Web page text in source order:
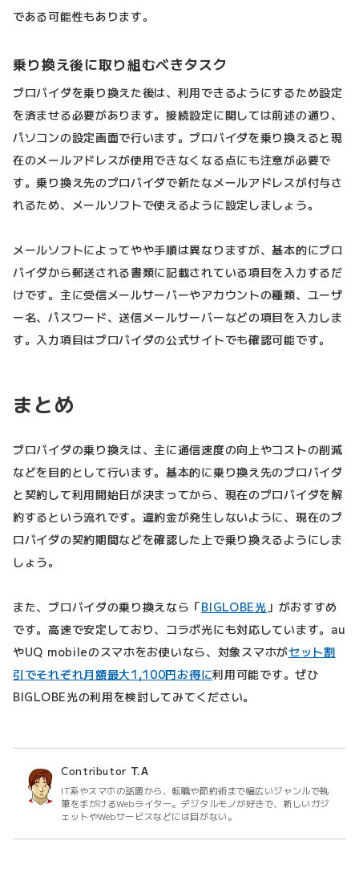
である可能性もあります。
乗り換え後に取り組むべきタスク
プロバイダを乗り換えた後は、利用できるようにするため設定
を済ませる必要があります。接続設定に関しては前述の通り、
パソコンの設定画面で行います。プロバイダを乗り換えると現
在のメールアドレスが使用できなくなる点にも注意が必要で
す。乗り換え先のプロバイダで新たなメールアドレスが付与さ
れるため、メールソフトで使えるように設定しましょう。
メールソフトによってやや手順は異なりますが、基本的にプロ
バイダから郵送される書類に記載されている項目を入力するだ
けです。主に受信メールサーバーやアカウントの種類、ユーザ
ー名、パスワード、送信メールサーバーなどの項目を入力しま
す。入力項目はプロバイダの公式サイトでも確認可能です。
まとめ
プロバイダの乗り換えは、主に通信速度の向上やコストの削減
などを目的として行います。基本的に乗り換え先のプロバイダ
と契約して利用開始日が決まってから、現在のプロバイダを解
約するという流れです。違約金が発生しないように、現在のプ
ロバイダの契約期間などを確認した上で乗り換えるようにしま
しょう。
また、プロバイダの乗り換えなら「BIGLOBE光 」がおすすめ
です。高速で安定しており、コラボ光にも対応しています。au
やUQ mobileのスマホをお使いなら、対象スマホがセット割
引でそれぞれ月額最大1,100円お得に利用可能です。ぜひ
BIGLOBE光の利用を検討してみてください。
Contributor T.A
IT系やスマホの話題から、転職や節約術まで幅広いジャンルで執
筆を手がけるWebライター。デジタルモノが好きで、新しいガジ
ェットやWebサービスなどには目がない。